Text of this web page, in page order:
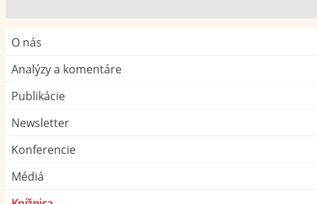
O nás
Analýzy a komentáre
Publikácie
Newsletter
Konferencie
Médiá